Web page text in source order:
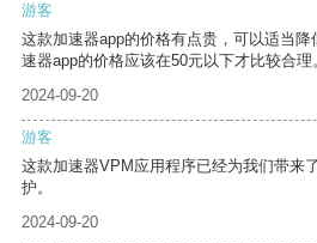
游客
这款加速器app的价格有点贵，可以适当
速器app的价格应该在50元以下才比较合理
2024-09-20
游客
这款加速器VPM应用程序已经为我们带来
护。
2024-09-20